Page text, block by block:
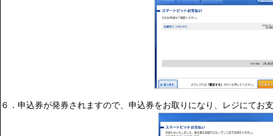
６．申込券が発券されますので、申込券をお取りになり、レジにてお